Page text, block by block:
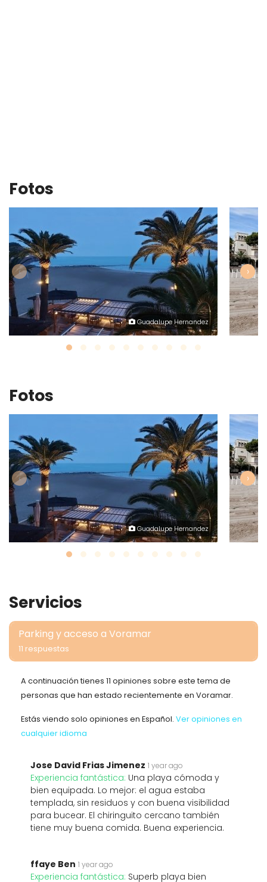
Fotos
Guadalupe Hernandez
‹ ›
Fotos
Guadalupe Hernandez
‹ ›
Servicios
Parking y acceso a Voramar
11 respuestas
A continuación tienes 11 opiniones sobre este tema de
personas que han estado recientemente en Voramar.
Estás viendo solo opiniones en Español. Ver opiniones en
cualquier idioma
Jose David Frias Jimenez 1 year ago
Experiencia fantástica: Una playa cómoda y
bien equipada. Lo mejor: el agua estaba
templada, sin residuos y con buena visibilidad
para bucear. El chiringuito cercano también
tiene muy buena comida. Buena experiencia.
ffaye Ben 1 year ago
Experiencia fantástica: Superb playa bien